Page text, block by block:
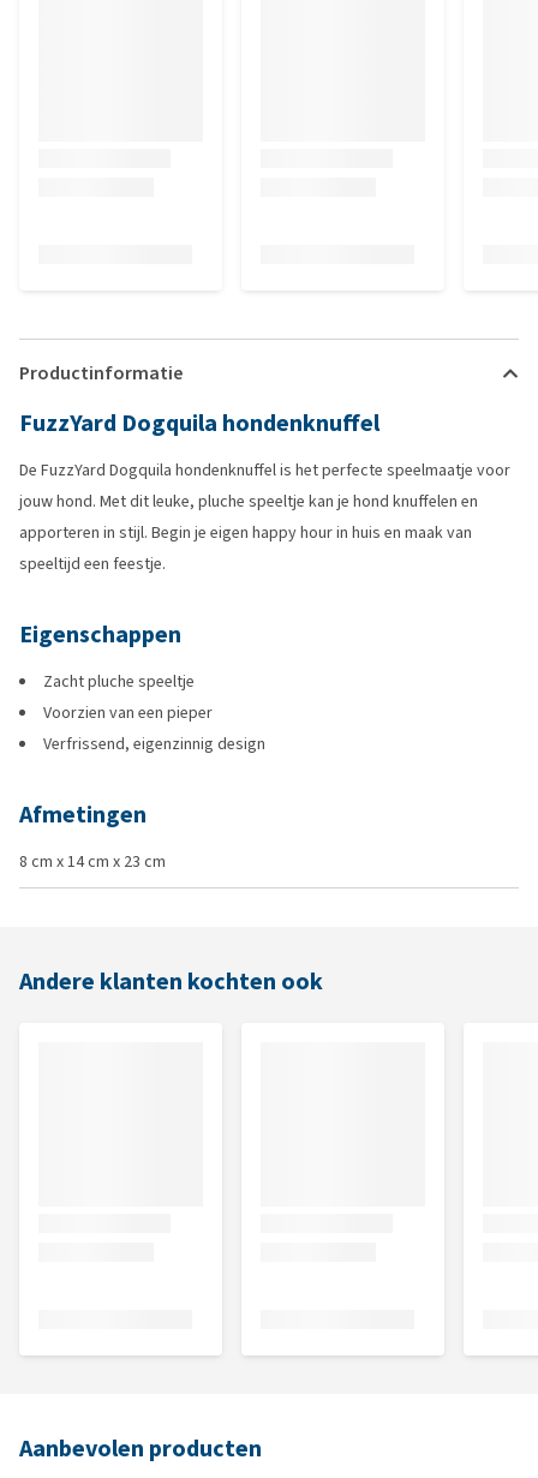
Productinformatie
FuzzYard Dogquila hondenknuffel
De FuzzYard Dogquila hondenknuffel is het perfecte speelmaatje voor
jouw hond. Met dit leuke, pluche speeltje kan je hond knuffelen en
apporteren in stijl. Begin je eigen happy hour in huis en maak van
speeltijd een feestje.
Eigenschappen
Zacht pluche speeltje
Voorzien van een pieper
Verfrissend, eigenzinnig design
Afmetingen
8 cm x 14 cm x 23 cm
Andere klanten kochten ook
Aanbevolen producten